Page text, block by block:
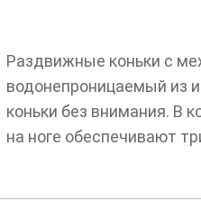
Раздвижные коньки с
водонепроницаемый из
коньки без внимания. В
на ноге обеспечивают